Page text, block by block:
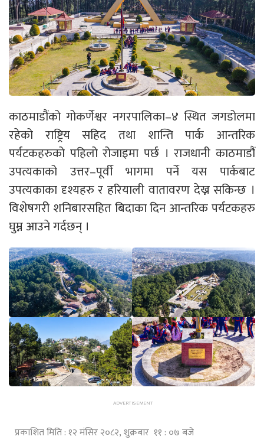
काठमाडौंको गोकर्णेश्वर नगरपालिका–४ स्थित जगडोलमा
रहेको राष्ट्रिय सहिद तथा शान्ति पार्क आन्तरिक
पर्यटकहरुको पहिलो रोजाइमा पर्छ । राजधानी काठमाडौं
उपत्यकाको उत्तर–पूर्वी भागमा पर्ने यस पार्कबाट
उपत्यकाका दृश्यहरु र हरियाली वातावरण देख्न सकिन्छ ।
विशेषगरी शनिबारसहित बिदाका दिन आन्तरिक पर्यटकहरु
घुम्न आउने गर्दछन् ।
प्रकाशित मिति : १२ मंसिर २०८२, शुक्रबार ११ : ०७ बजे